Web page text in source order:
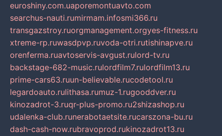
euroshiny.com.uaporemontuavto.com
searchus-nauti.rumirmam.infosmi366.ru
transgazstroy.ruorgmanagement.orgyes-fitness.ru
xtreme-rp.ruwasdpvp.ruvoda-otri.rutishinapve.ru
orenferma.ruavtoservis-avgust.rulord-tv.ru
backstage-682-music.rulordfilm7.rulordfilm13.ru
prime-cars63.ruun-believable.rucodetool.ru
legardoauto.rulithasa.rumuz-1.rugooddver.ru
kinozadrot-3.ruqr-plus-promo.ru2shizashop.ru
udalenka-club.runerabotaetsite.rucarszona-bu.ru
dash-cash-now.rubravoprod.rukinozadrot13.ru